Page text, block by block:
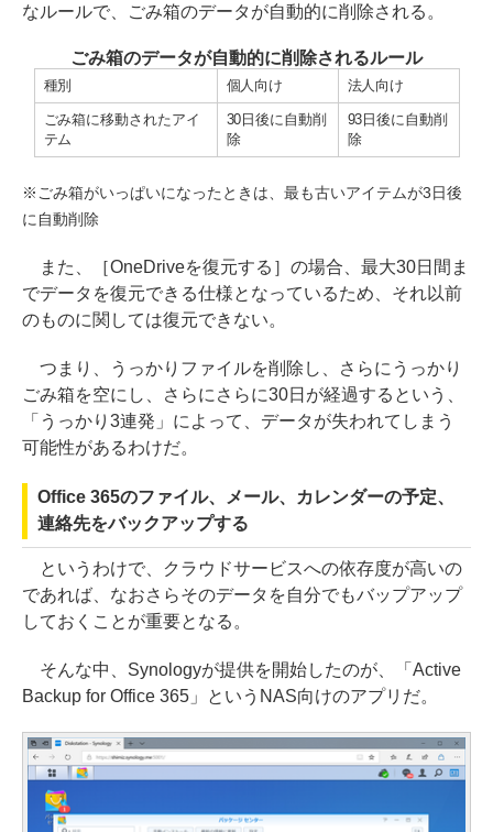
なルールで、ごみ箱のデータが自動的に削除される。
ごみ箱のデータが自動的に削除されるルール
種別 個人向け 法人向け
ごみ箱に移動されたアイ
テム
30日後に自動削
除
93日後に自動削
除
※ごみ箱がいっぱいになったときは、最も古いアイテムが3日後
に自動削除
また、［OneDriveを復元する］の場合、最大30日間ま
でデータを復元できる仕様となっているため、それ以前
のものに関しては復元できない。
つまり、うっかりファイルを削除し、さらにうっかり
ごみ箱を空にし、さらにさらに30日が経過するという、
「うっかり3連発」によって、データが失われてしまう
可能性があるわけだ。
Office 365のファイル、メール、カレンダーの予定、
連絡先をバックアップする
というわけで、クラウドサービスへの依存度が高いの
であれば、なおさらそのデータを自分でもバップアップ
しておくことが重要となる。
そんな中、Synologyが提供を開始したのが、「Active
Backup for Office 365」というNAS向けのアプリだ。